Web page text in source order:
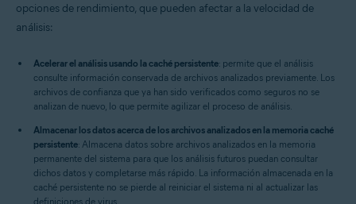
opciones de rendimiento, que pueden afectar a la velocidad de
análisis:
Acelerar el análisis usando la caché persistente: permite que el análisis
consulte información conservada de archivos analizados previamente. Los
archivos de confianza que ya han sido verificados como seguros no se
analizan de nuevo, lo que permite agilizar el proceso de análisis.
Almacenar los datos acerca de los archivos analizados en la memoria caché
persistente: Almacena datos sobre archivos analizados en la memoria
permanente del sistema para que los análisis futuros puedan consultar
dichos datos y completarse más rápido. La información almacenada en la
caché persistente no se pierde al reiniciar el sistema ni al actualizar las
definiciones de virus.